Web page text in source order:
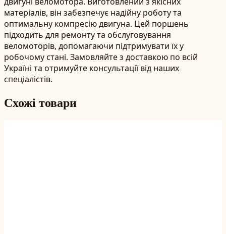
матеріалів, він забезпечує надійну роботу та
оптимальну компресію двигуна. Цей поршень
підходить для ремонту та обслуговування
веломоторів, допомагаючи підтримувати їх у
робочому стані. Замовляйте з доставкою по всій
Україні та отримуйте консультації від наших
спеціалістів.
Схожі товари